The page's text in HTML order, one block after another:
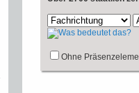
Ohne